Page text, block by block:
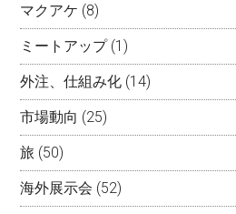
マクアケ (8)
ミートアップ(1)
外注、仕組み化 (14)
市場動向 (25)
旅 (50)
海外展示会 (52)